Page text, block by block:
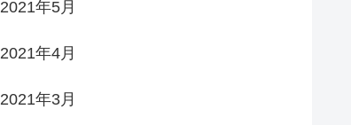
2021年5月
2021年4月
2021年3月